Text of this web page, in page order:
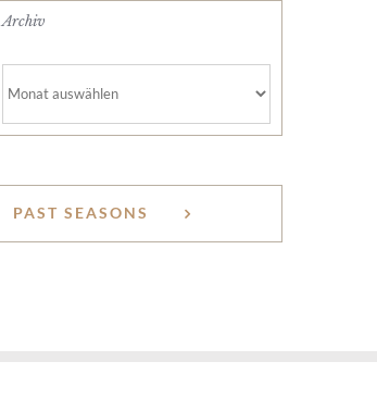
Archiv
PAST SEASONS